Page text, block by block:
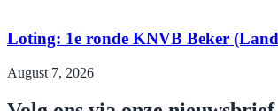
Loting: 1e ronde KNVB Beker
August 7, 2026